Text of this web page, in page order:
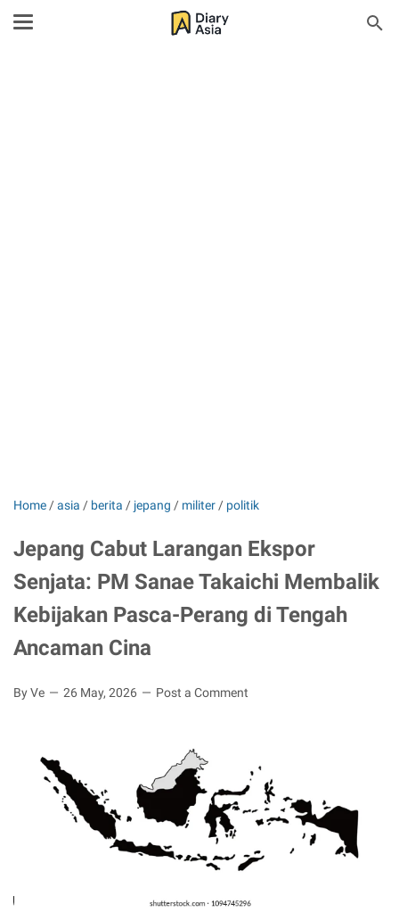
Home /asia / berita / jepang / militer / politik
Jepang Cabut Larangan Ekspor
Senjata: PM Sanae Takaichi Membalik
Kebijakan Pasca-Perang di Tengah
Ancaman Cina
By Ve 26 May, 2026 Post a Comment